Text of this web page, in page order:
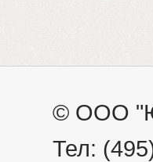
© ООО
Тел: